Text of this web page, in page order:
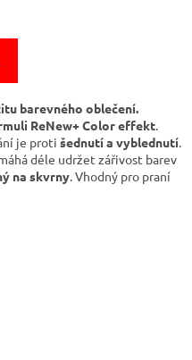
barevného oblečení.
ReNew+ Color effekt.
je proti šednutí a vyblednutí.
déle udržet zářivost barev
na skvrny. Vhodný pro praní